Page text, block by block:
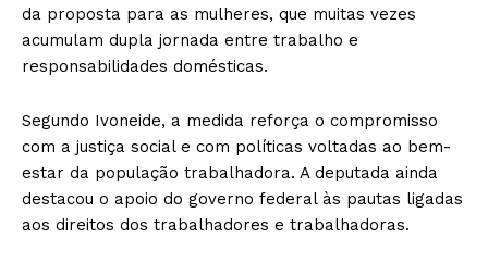
da proposta para as mulheres, que muitas vezes
acumulam dupla jornada entre trabalho e
responsabilidades domésticas.
Segundo Ivoneide, a medida reforça o compromisso
com a justiça social e com políticas voltadas ao bem-
estar da população trabalhadora. A deputada ainda
destacou o apoio do governo federal às pautas ligadas
aos direitos dos trabalhadores e trabalhadoras.